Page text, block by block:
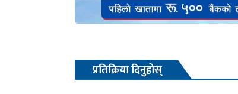
प्रतिक्रिया दिनुहोस्